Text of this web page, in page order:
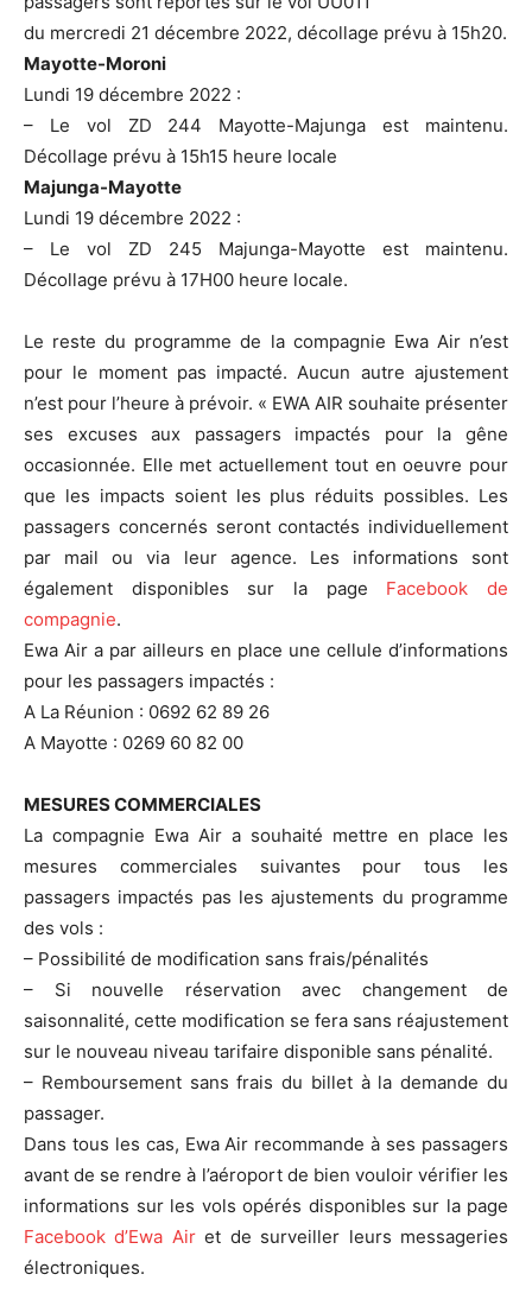
du mercredi 21 décembre 2022, décollage prévu à 15h20.
Mayotte-Moroni
Lundi 19 décembre 2022 :
– Le vol ZD 244 Mayotte-Majunga est maintenu.
Décollage prévu à 15h15 heure locale
Majunga-Mayotte
Lundi 19 décembre 2022 :
– Le vol ZD 245 Majunga-Mayotte est maintenu.
Décollage prévu à 17H00 heure locale.
Le reste du programme de la compagnie Ewa Air n’est
pour le moment pas impacté. Aucun autre ajustement
n’est pour l’heure à prévoir. « EWA AIR souhaite présenter
ses excuses aux passagers impactés pour la gêne
occasionnée. Elle met actuellement tout en oeuvre pour
que les impacts soient les plus réduits possibles. Les
passagers concernés seront contactés individuellement
par mail ou via leur agence. Les informations sont
également disponibles sur la page Facebook de
compagnie.
Ewa Air a par ailleurs en place une cellule d’informations
pour les passagers impactés :
A La Réunion : 0692 62 89 26
A Mayotte : 0269 60 82 00
MESURES COMMERCIALES
La compagnie Ewa Air a souhaité mettre en place les
mesures commerciales suivantes pour tous les
passagers impactés pas les ajustements du programme
des vols :
– Possibilité de modification sans frais/pénalités
– Si nouvelle réservation avec changement de
saisonnalité, cette modification se fera sans réajustement
sur le nouveau niveau tarifaire disponible sans pénalité.
– Remboursement sans frais du billet à la demande du
passager.
Dans tous les cas, Ewa Air recommande à ses passagers
avant de se rendre à l’aéroport de bien vouloir vérifier les
informations sur les vols opérés disponibles sur la page
Facebook d’Ewa Airet de surveiller leurs messageries
électroniques.